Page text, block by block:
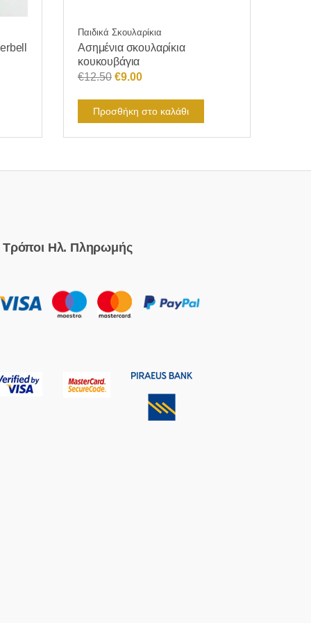
Παιδικά Σκουλαρίκια
Ασημένια σκουλαρίκια
κουκουβάγια
€12.50 Original
was:
€12.50.
€9.00Η
τιμή
είναι:
Προσθήκη στο καλάθι
Τρόποι Ηλ. Πληρωμής